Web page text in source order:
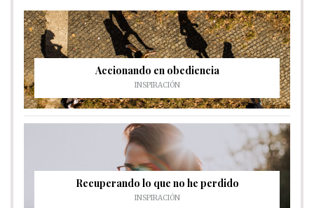
Accionando en obediencia
INSPIRACIÓN
Recuperando lo que no he perdido
INSPIRACIÓN